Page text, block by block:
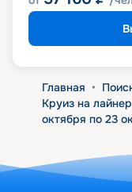
Главная •
Круиз на
октября по 23